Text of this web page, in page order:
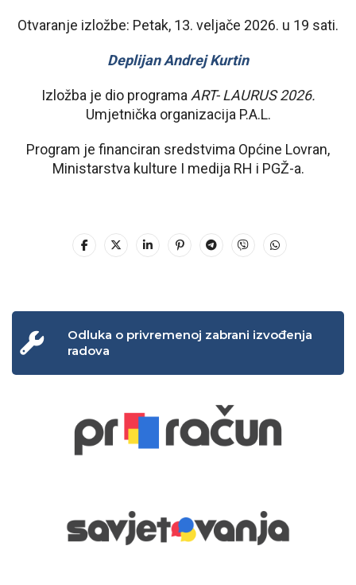
Otvaranje izložbe: Petak, 13. veljače 2026. u 19 sati.
Deplijan Andrej Kurtin
Izložba je dio programaART- LAURUS 2026.
Umjetnička organizacija P.A.L.
Program je financiran sredstvima Općine Lovran,
Ministarstva kulture I medija RH i PGŽ-a.
Odluka o privremenoj zabrani izvođenja
radova